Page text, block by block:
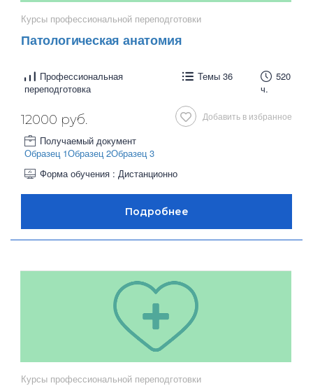
Курсы профессиональной переподготовки
Патологическая анатомия
Профессиональная
переподготовка
Темы 36
520
ч.
Добавить в избранное
12000 руб.
Получаемый документ
Образец 1Образец 2Образец 3
Форма обучения : Дистанционно
Курсы профессиональной переподготовки